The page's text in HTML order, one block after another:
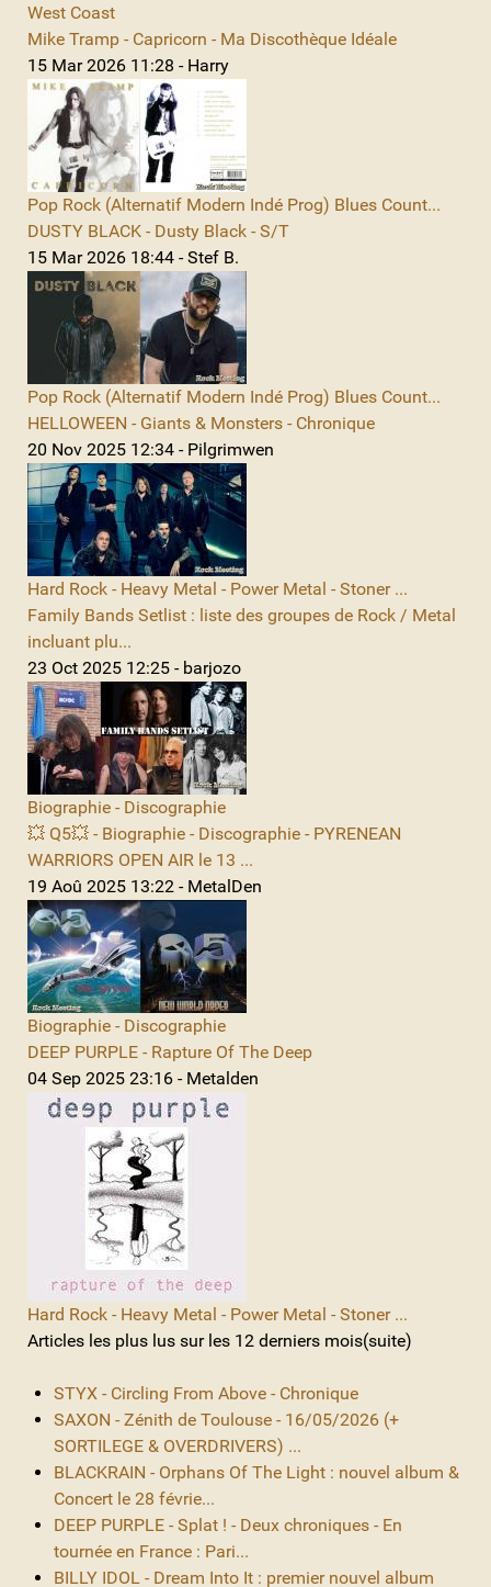
West Coast
Mike Tramp - Capricorn - Ma Discothèque Idéale
15 Mar 2026 11:28 - Harry
Pop Rock (Alternatif Modern Indé Prog) Blues Count...
DUSTY BLACK - Dusty Black - S/T
15 Mar 2026 18:44 - Stef B.
Pop Rock (Alternatif Modern Indé Prog) Blues Count...
HELLOWEEN - Giants & Monsters - Chronique
20 Nov 2025 12:34 - Pilgrimwen
Hard Rock - Heavy Metal - Power Metal - Stoner ...
Family Bands Setlist : liste des groupes de Rock / Metal
incluant plu...
23 Oct 2025 12:25 - barjozo
Biographie - Discographie
💥 Q5💥 - Biographie - Discographie - PYRENEAN
WARRIORS OPEN AIR le 13 ...
19 Aoû 2025 13:22 - MetalDen
Biographie - Discographie
DEEP PURPLE - Rapture Of The Deep
04 Sep 2025 23:16 - Metalden
Hard Rock - Heavy Metal - Power Metal - Stoner ...
Articles les plus lus sur les 12 derniers mois(suite)
STYX - Circling From Above - Chronique
SAXON - Zénith de Toulouse - 16/05/2026 (+
SORTILEGE & OVERDRIVERS) ...
BLACKRAIN - Orphans Of The Light : nouvel album &
Concert le 28 févrie...
DEEP PURPLE - Splat ! - Deux chroniques - En
tournée en France : Pari...
BILLY IDOL - Dream Into It : premier nouvel album